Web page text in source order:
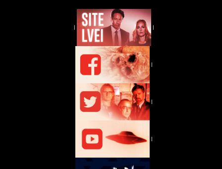
| |
|
|
|